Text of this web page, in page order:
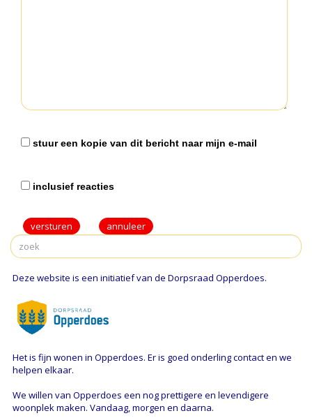
stuur een kopie van dit bericht naar mijn e-mail
inclusief reacties
versturen
Deze website is een initiatief van de Dorpsraad Opperdoes.
Het is fijn wonen in Opperdoes. Er is goed onderling contact en we
helpen elkaar.
We willen van Opperdoes een nog prettigere en levendigere
woonplek maken. Vandaag, morgen en daarna.